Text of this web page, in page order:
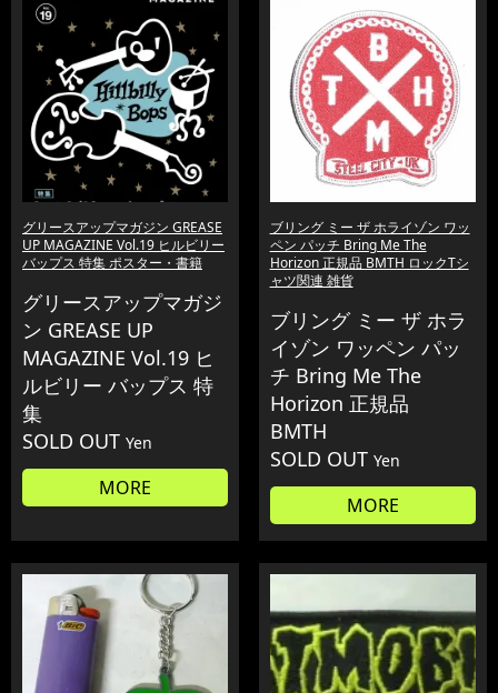
グリースアップマガジン GREASE
UP MAGAZINE Vol.19 ヒルビリー
バップス 特集 ポスター・書籍
グリースアップマガジ
ン GREASE UP
MAGAZINE Vol.19 ヒ
ルビリー バップス 特
集
SOLD OUT Yen
MORE
ブリング ミー ザ ホライゾン ワッ
ペン パッチ Bring Me The
Horizon 正規品 BMTH ロックTシ
ャツ関連 雑貨
ブリング ミー ザ ホラ
イゾン ワッペン パッ
チ Bring Me The
Horizon 正規品
BMTH
SOLD OUT Yen
MORE